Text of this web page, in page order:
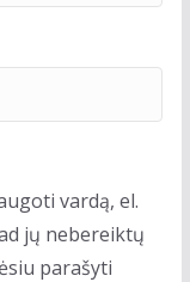
vardą, el.
jų nebereiktų
parašyti